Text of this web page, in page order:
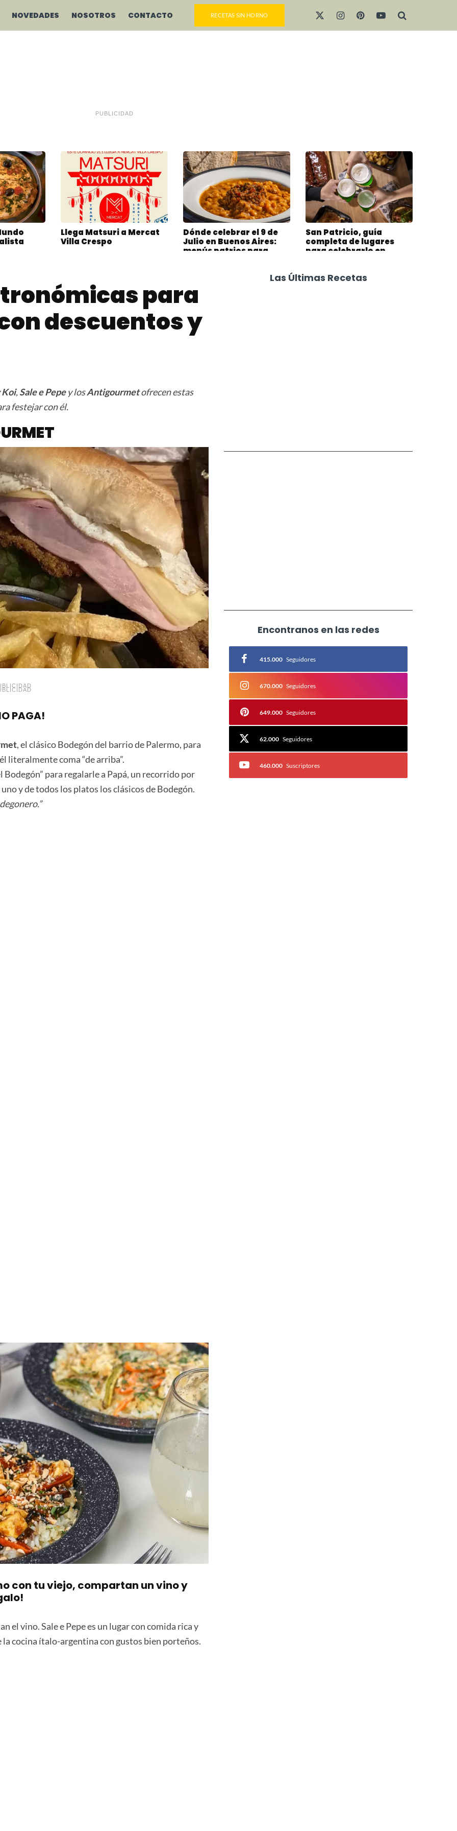
NOVEDADES NOSOTROS CONTACTO RECETAS SIN HORNO
PUBLICIDAD
Llega Matsuri a Mercat
Villa Crespo
Dónde celebrar el 9 de
Julio en Buenos Aires:
menús patrios para
San Patricio, guía
completa de lugares
para celebrarlo en
para
descuentos y
Koi,Sale e Pepey losAntigourmetofrecen estas
festejar con él.
PAGA!
, el clásico Bodegón del barrio de Palermo, para
literalmente coma “de arriba”.
para regalarle a Papá, un recorrido por
y de todos los platos los clásicos de Bodegón.
con tu viejo, compartan un vino y
el vino. Sale e Pepe es un lugar con comida rica y
cocina ítalo-argentina con gustos bien porteños.
Las Últimas Recetas
Encontranos en las redes
415.000 Seguidores
670.000 Seguidores
649.000 Seguidores
62.000 Seguidores
460.000 Suscriptores